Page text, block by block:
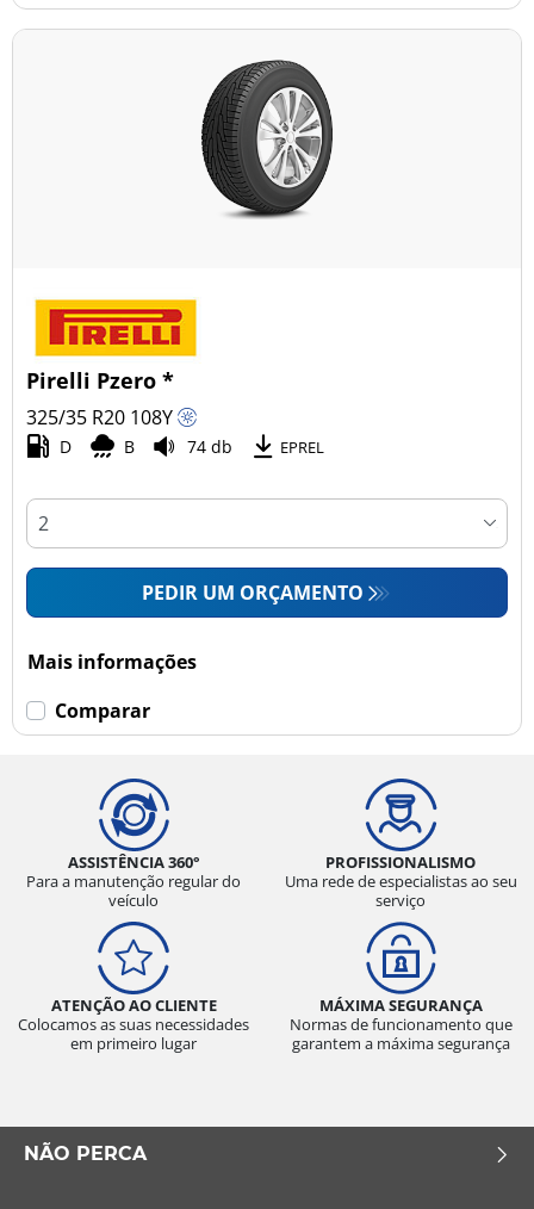
Pirelli Pzero *
325/35 R20 108Y
D B 74 db EPREL
PEDIR UM ORÇAMENTO
Mais informações
Comparar
ASSISTÊNCIA 360°
Para a manutenção regular do
veículo
PROFISSIONALISMO
Uma rede de especialistas ao seu
serviço
ATENÇÃO AO CLIENTE
Colocamos as suas necessidades
em primeiro lugar
MÁXIMA SEGURANÇA
Normas de funcionamento que
garantem a máxima segurança
NÃO PERCA